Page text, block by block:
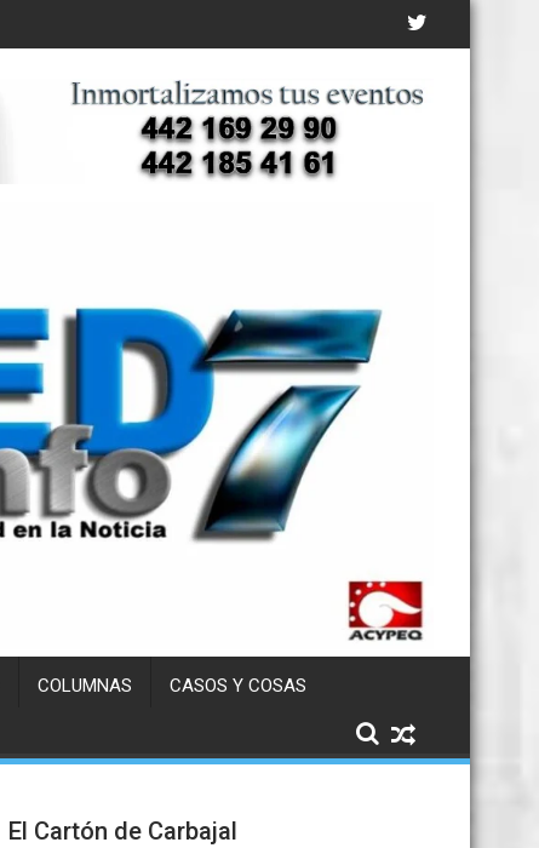
COLUMNAS CASOS Y COSAS
El Cartón de Carbajal